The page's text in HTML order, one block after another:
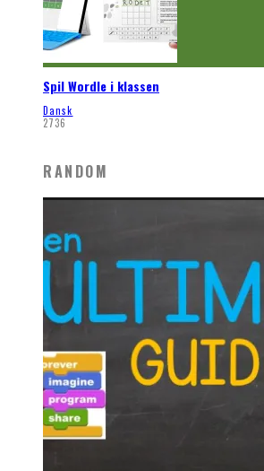
Spil Wordle i klassen
Dansk
2736
RANDOM